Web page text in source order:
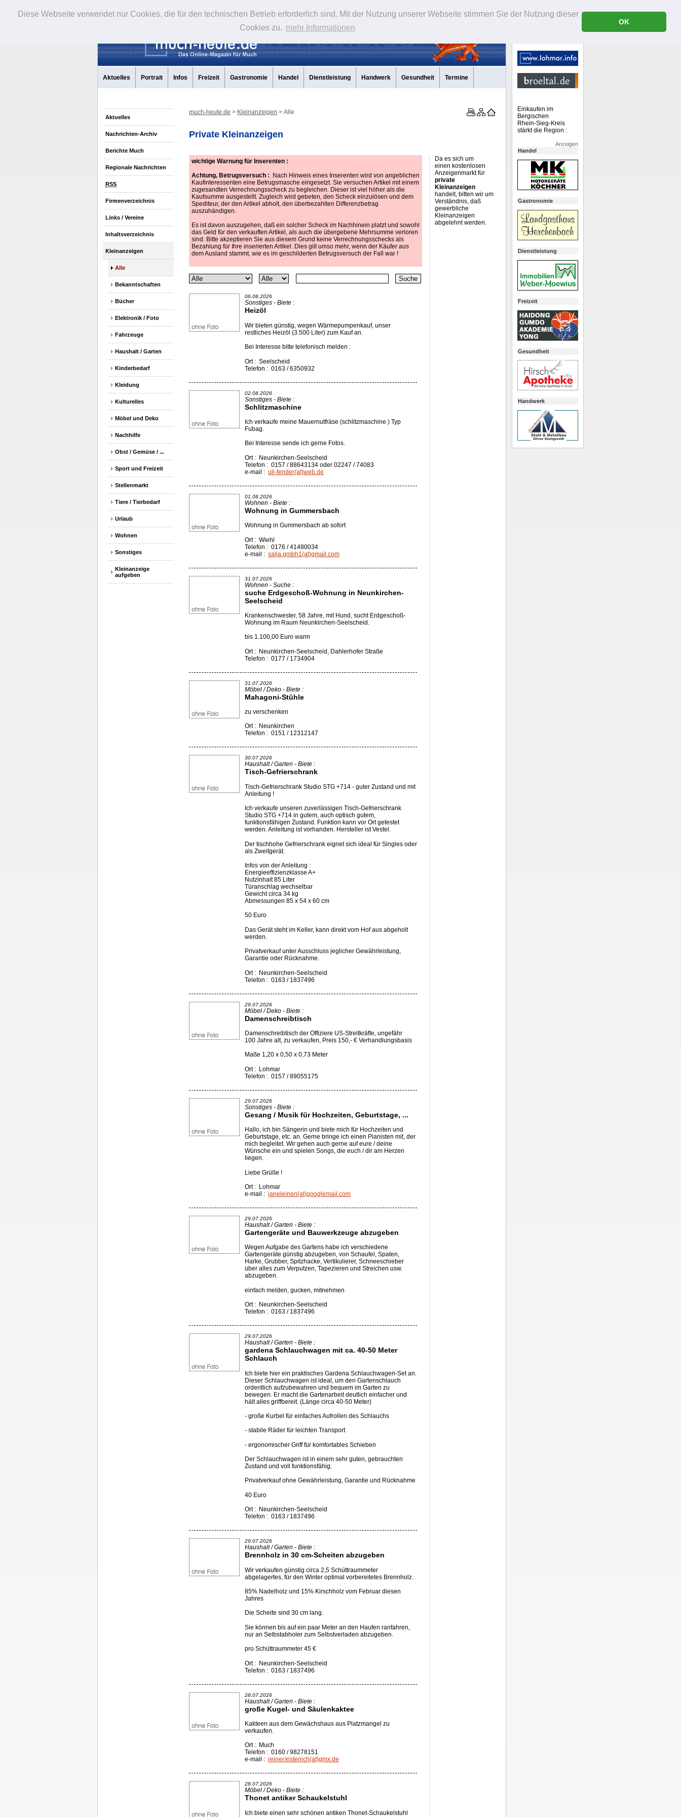
Diese Webseite verwendet nur Cookies, die für den technischen Betrieb erforderlich sind. Mit der Nutzung unserer Webseite stimmen Sie der Nutzung dieser
Cookies zu. mehr Informationen
OK
Aktuelles Portrait Infos Freizeit Gastronomie Handel Dienstleistung Handwerk Gesundheit Termine
Aktuelles
Nachrichten-Archiv
Berichte Much
Regionale Nachrichten
RSS
Firmenverzeichnis
Links / Vereine
Inhaltsverzeichnis
Kleinanzeigen
Alle
Bekanntschaften
Bücher
Elektronik / Foto
Fahrzeuge
Haushalt / Garten
Kinderbedarf
Kleidung
Kulturelles
Möbel und Deko
Nachhilfe
Obst / Gemüse / ...
Sport und Freizeit
Stellenmarkt
Tiere / Tierbedarf
Urlaub
Wohnen
Sonstiges
Kleinanzeige
aufgeben
much-heute.de > Kleinanzeigen > Alle
Private Kleinanzeigen
wichtige Warnung für Inserenten :
Achtung, Betrugsversuch : Nach Hinweis eines Inserenten wird von angeblichen
Kaufinteressenten eine Betrugsmasche eingesetzt. Sie versuchen Artikel mit einem
zugesandten Verrechnungsscheck zu begleichen. Dieser ist viel höher als die
Kaufsumme ausgestellt. Zugleich wird gebeten, den Scheck einzulösen und dem
Spediteur, der den Artikel abholt, den überbezahlten Differenzbetrag
auszuhändigen.
Es ist davon auszugehen, daß ein solcher Scheck im Nachhinein platzt und sowohl
das Geld für den verkauften Artikel, als auch die übergebene Mehrsumme verloren
sind. Bitte akzeptieren Sie aus diesem Grund keine Verrechnungsschecks als
Bezahlung für Ihre inserierten Artikel. Dies gilt umso mehr, wenn der Käufer aus
dem Ausland stammt, wie es im geschilderten Betrugsversuch der Fall war !
06.08.2026
Sonstiges - Biete :
Heizöl
Wir bieten günstig, wegen Wärmepumpenkauf, unser
restliches Heizöl (3.500 Liter) zum Kauf an.
Bei Interesse bitte telefonisch melden :
Ort : Seelscheid
Telefon : 0163 / 6350932
02.08.2026
Sonstiges - Biete :
Schlitzmaschine
Ich verkaufe meine Mauernutfräse (schlitzmaschine ) Typ
Fubag.
Bei Interesse sende ich gerne Fotos.
Ort : Neunkirchen-Seelscheid
Telefon : 0157 / 88643134 oder 02247 / 74083
e-mail : uli-fender(at)web.de
01.08.2026
Wohnen - Biete :
Wohnung in Gummersbach
Wohnung in Gummersbach ab sofort
Ort : Wiehl
Telefon : 0176 / 41480034
e-mail : salja.gmbh1(at)gmail.com
31.07.2026
Wohnen - Suche :
suche Erdgeschoß-Wohnung in Neunkirchen-
Seelscheid
Krankenschwester, 58 Jahre, mit Hund, sucht Erdgeschoß-
Wohnung im Raum Neunkirchen-Seelscheid.
bis 1.100,00 Euro warm
Ort : Neunkirchen-Seelscheid, Dahlerhofer Straße
Telefon : 0177 / 1734904
31.07.2026
Möbel / Deko - Biete :
Mahagoni-Stühle
zu verschenken
Ort : Neunkirchen
Telefon : 0151 / 12312147
30.07.2026
Haushalt / Garten - Biete :
Tisch-Gefrierschrank
Tisch-Gefrierschrank Studio STG +714 - guter Zustand und mit
Anleitung !
Ich verkaufe unseren zuverlässigen Tisch-Gefrierschrank
Studio STG +714 in gutem, auch optisch gutem,
funktionsfähigen Zustand. Funktion kann vor Ort getestet
werden. Anleitung ist vorhanden. Hersteller ist Vestel.
Der tischhohe Gefrierschrank eignet sich ideal für Singles oder
als Zweitgerät.
Infos von der Anleitung :
Energieeffizienzklasse A+
Nutzinhalt 85 Liter
Türanschlag wechselbar
Gewicht circa 34 kg
Abmessungen 85 x 54 x 60 cm
50 Euro
Das Gerät steht im Keller, kann direkt vom Hof aus abgeholt
werden.
Privatverkauf unter Ausschluss jeglicher Gewährleistung,
Garantie oder Rücknahme.
Ort : Neunkirchen-Seelscheid
Telefon : 0163 / 1837496
29.07.2026
Möbel / Deko - Biete :
Damenschreibtisch
Damenschreibtisch der Offiziere US-Streitkräfte, ungefähr
100 Jahre alt, zu verkaufen, Preis 150,- € Verhandlungsbasis
Maße 1,20 x 0,50 x 0,73 Meter
Ort : Lohmar
Telefon : 0157 / 89055175
29.07.2026
Sonstiges - Biete :
Gesang / Musik für Hochzeiten, Geburtstage, ...
Hallo, ich bin Sängerin und biete mich für Hochzeiten und
Geburtstage, etc. an. Gerne bringe ich einen Pianisten mit, der
mich begleitet. Wir gehen auch gerne auf eure / deine
Wünsche ein und spielen Songs, die euch / dir am Herzen
liegen.
Liebe Grüße !
Ort : Lohmar
e-mail : janeleinen(at)googlemail.com
29.07.2026
Haushalt / Garten - Biete :
Gartengeräte und Bauwerkzeuge abzugeben
Wegen Aufgabe des Gartens habe ich verschiedene
Gartengeräte günstig abzugeben, von Schaufel, Spaten,
Harke, Grubber, Spitzhacke, Vertikulierer, Schneeschieber
über alles zum Verputzen, Tapezieren und Streichen usw.
abzugeben.
einfach melden, gucken, mitnehmen
Ort : Neunkirchen-Seelscheid
Telefon : 0163 / 1837496
29.07.2026
Haushalt / Garten - Biete :
gardena Schlauchwagen mit ca. 40-50 Meter
Schlauch
Ich biete hier ein praktisches Gardena Schlauchwagen-Set an.
Dieser Schlauchwagen ist ideal, um den Gartenschlauch
ordentlich aufzubewahren und bequem im Garten zu
bewegen. Er macht die Gartenarbeit deutlich einfacher und
hält alles griffbereit. (Länge circa 40-50 Meter)
- große Kurbel für einfaches Aufrollen des Schlauchs
- stabile Räder für leichten Transport
- ergonomischer Griff für komfortables Schieben
Der Schlauchwagen ist in einem sehr guten, gebrauchten
Zustand und voll funktionsfähig.
Privatverkauf ohne Gewährleistung, Garantie und Rücknahme
40 Euro
Ort : Neunkirchen-Seelscheid
Telefon : 0163 / 1837496
29.07.2026
Haushalt / Garten - Biete :
Brennholz in 30 cm-Scheiten abzugeben
Wir verkaufen günstig circa 2,5 Schüttraummeter
abgelagertes, für den Winter optimal vorbereitetes Brennholz.
85% Nadelholz und 15% Kirschholz vom Februar diesen
Jahres
Die Scheite sind 30 cm lang.
Sie können bis auf ein paar Meter an den Haufen ranfahren,
nur an Selbstabholer zum Selbstverladen abzugeben.
pro Schüttraummeter 45 €
Ort : Neunkirchen-Seelscheid
Telefon : 0163 / 1837496
28.07.2026
Haushalt / Garten - Biete :
große Kugel- und Säulenkaktee
Kakteen aus dem Gewächshaus aus Platzmangel zu
verkaufen.
Ort : Much
Telefon : 0160 / 98278151
e-mail : reiner.kistenich(at)gmx.de
28.07.2026
Möbel / Deko - Biete :
Thonet antiker Schaukelstuhl
Ich biete einen sehr schönen antiken Thonet-Schaukelstuhl
Da es sich um
einen kostenlosen
Anzeigenmarkt für
private
Kleinanzeigen
handelt, bitten wir um
Verständnis, daß
gewerbliche
Kleinanzeigen
abgelehnt werden.
Einkaufen im
Bergischen
Rhein-Sieg-Kreis
stärkt die Region :
Anzeigen
Handel
Gastronomie
Dienstleistung
Freizeit
Gesundheit
Handwerk